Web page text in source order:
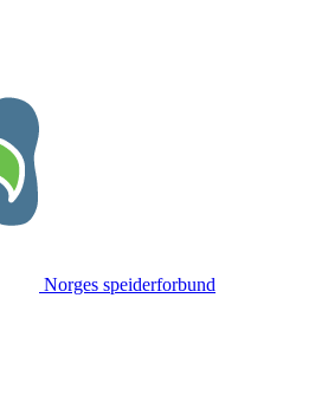
Norges speiderforbund